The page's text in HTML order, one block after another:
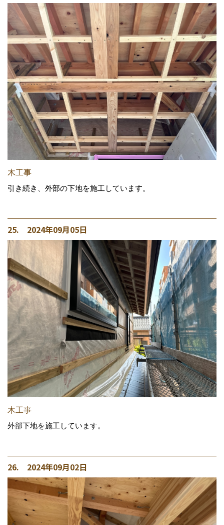
木工事
引き続き、外部の下地を施工しています。
25. 2024年09月05日
木工事
外部下地を施工しています。
26. 2024年09月02日